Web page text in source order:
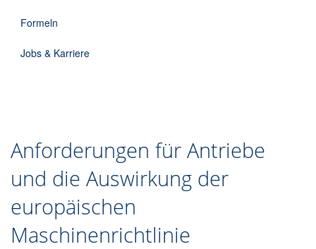
Formeln
Jobs & Karriere
Anforderungen für Antriebe
und die Auswirkung der
europäischen
Maschinenrichtlinie